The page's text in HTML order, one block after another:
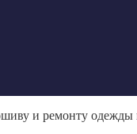
и ремонту одежды